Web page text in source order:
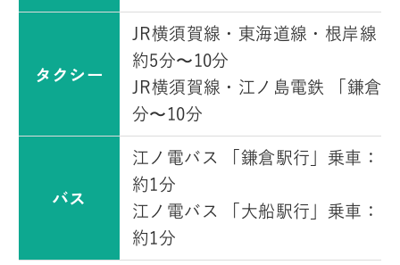
タクシー
JR横須賀線・東海道線・根岸線
約5分〜10分
JR横須賀線・江ノ島電鉄 「鎌倉
分〜10分
バス
江ノ電バス 「鎌倉駅行」乗車：
約1分
江ノ電バス 「大船駅行」乗車：
約1分